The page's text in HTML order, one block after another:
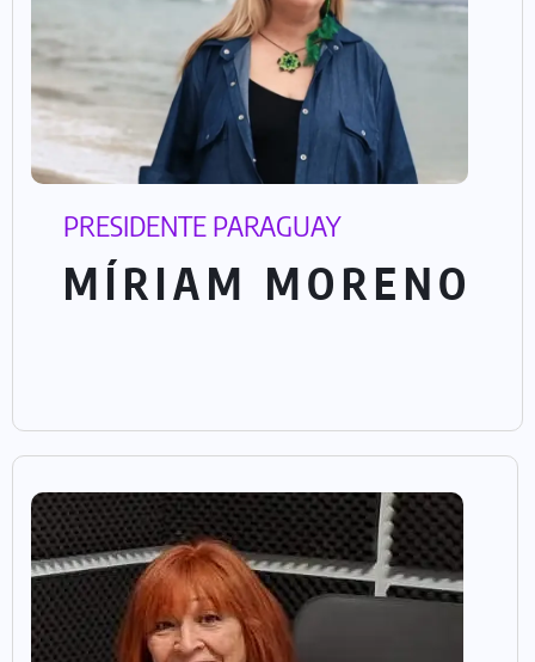
PRESIDENTE PARAGUAY
MÍRIAM MORENO